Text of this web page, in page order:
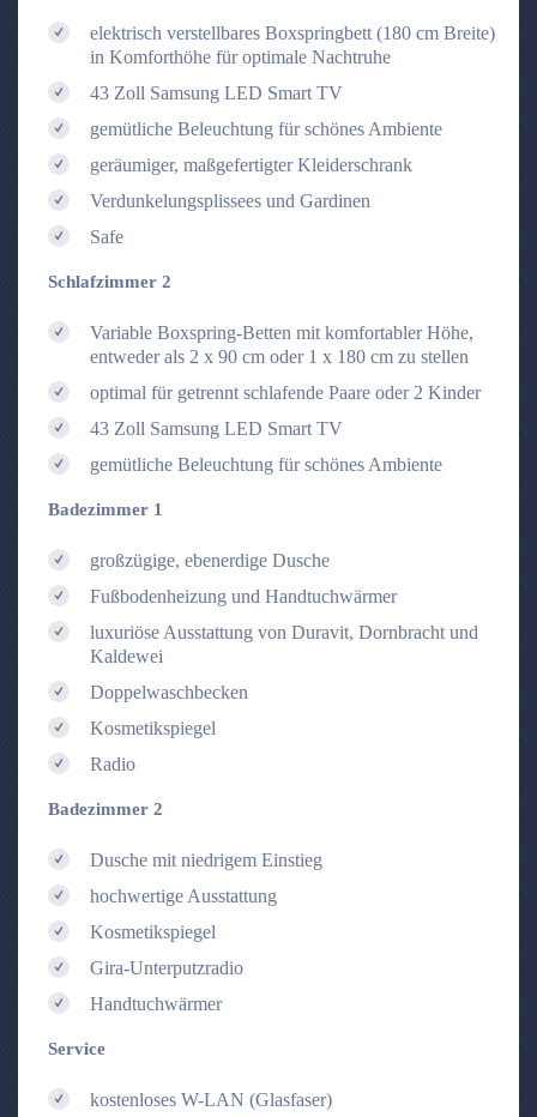
elektrisch verstellbares Boxspringbett (180 cm Breite)
in Komforthöhe für optimale Nachtruhe
43 Zoll Samsung LED Smart TV
gemütliche Beleuchtung für schönes Ambiente
geräumiger, maßgefertigter Kleiderschrank
Verdunkelungsplissees und Gardinen
Safe
Schlafzimmer 2
Variable Boxspring-Betten mit komfortabler Höhe,
entweder als 2 x 90 cm oder 1 x 180 cm zu stellen
optimal für getrennt schlafende Paare oder 2 Kinder
43 Zoll Samsung LED Smart TV
gemütliche Beleuchtung für schönes Ambiente
Badezimmer 1
großzügige, ebenerdige Dusche
Fußbodenheizung und Handtuchwärmer
luxuriöse Ausstattung von Duravit, Dornbracht und
Kaldewei
Doppelwaschbecken
Kosmetikspiegel
Radio
Badezimmer 2
Dusche mit niedrigem Einstieg
hochwertige Ausstattung
Kosmetikspiegel
Gira-Unterputzradio
Handtuchwärmer
Service
kostenloses W-LAN (Glasfaser)